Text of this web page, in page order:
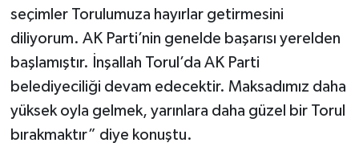
seçimler Torulumuza hayırlar getirmesini
diliyorum. AK Parti’nin genelde başarısı yerelden
başlamıştır. İnşallah Torul’da AK Parti
belediyeciliği devam edecektir. Maksadımız daha
yüksek oyla gelmek, yarınlara daha güzel bir Torul
bırakmaktır” diye konuştu.